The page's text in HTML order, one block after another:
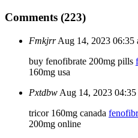
Comments (223)
Fmkjrr Aug 14, 2023 06:35
buy fenofibrate 200mg pills
160mg usa
Pxtdbw Aug 14, 2023 04:35
tricor 160mg canada
200mg online